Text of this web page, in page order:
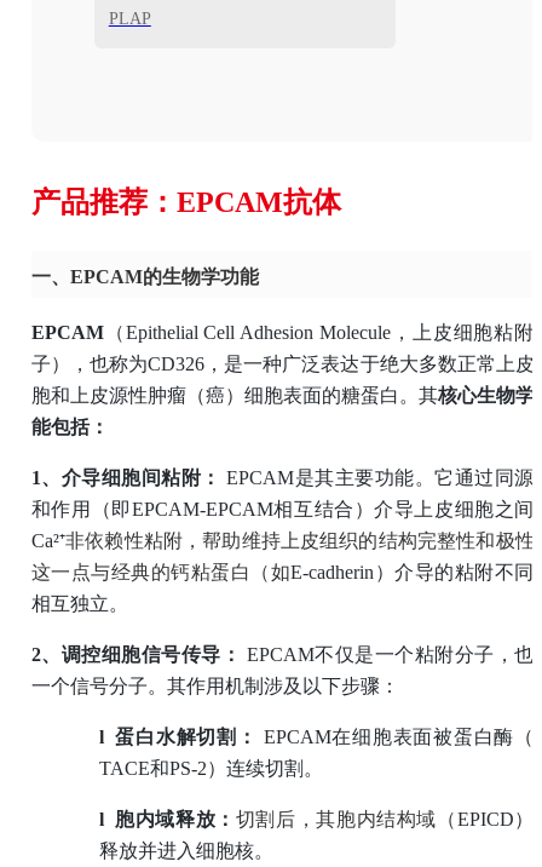
PLAP
产品推荐：EPCAM抗体
一、EPCAM的生物学功能
EPCAM（Epithelial Cell Adhesion Molecule，上皮细胞粘附
子），也称为CD326，是一种广泛表达于绝大多数正常上皮
胞和上皮源性肿瘤（癌）细胞表面的糖蛋白。 其核心生物学
能包括：
1、 介导细胞间粘附：
EPCAM是其主要功能。它通过同源
和作用（即EPCAM-EPCAM相互结合）介导上皮细胞之间
Ca²⁺非依赖性粘附，帮助维持上皮组织的结构完整性和极性
这一点与经典的钙粘蛋白（如E-cadherin）介导的粘附不同
相互独立。
2、 调控细胞信号传导：
EPCAM不仅是一个粘附分子，也
一个信号分子。其作用机制涉及以下步骤：
l 蛋白水解切割：
EPCAM在细胞表面被蛋白酶（
TACE和PS-2）连续切割。
l 胞内域释放： 切割后，其胞内结构域（EPICD）
释放并进入细胞核。